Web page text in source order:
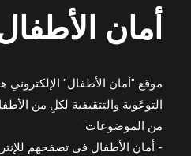
أمان
موقع "أمان الأطفال" الإلكتروني
التوعَوية والتثقيفية لكلِ من
من الموضوعات:
- أمان الأطفال في تصفحهم